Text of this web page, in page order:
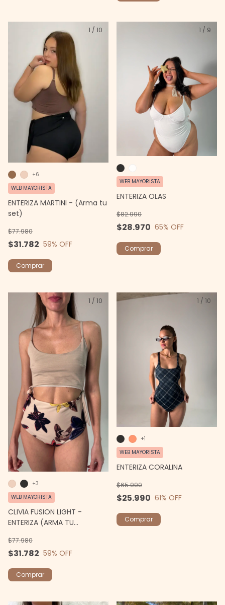
1 / 10
ENTERIZA MARTINI - (Arma tu
set)
$31.782
$77.980
59% OFF
WEB MAYORISTA
+6
Comprar
1 / 9
ENTERIZA OLAS
$28.970
$82.990
65% OFF
WEB MAYORISTA
Comprar
1 / 10
CLIVIA FUSION LIGHT -
ENTERIZA (ARMA TU
$31.782
$77.980
59% OFF
WEB MAYORISTA
+3
Comprar
1 / 10
ENTERIZA CORALINA
$25.990
$65.990
61% OFF
WEB MAYORISTA
+1
Comprar